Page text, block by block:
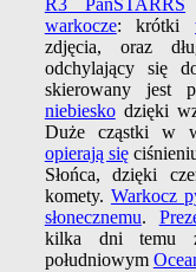
R3 PanSTARRS
warkocze: krótki
zdjęcia, oraz
odchylający się
skierowany jest
niebieskodzięki
Duże cząstki w
opierają się
Słońca, dzięki
komety. Warkocz
słonecznemu.
kilka dni temu
południowym